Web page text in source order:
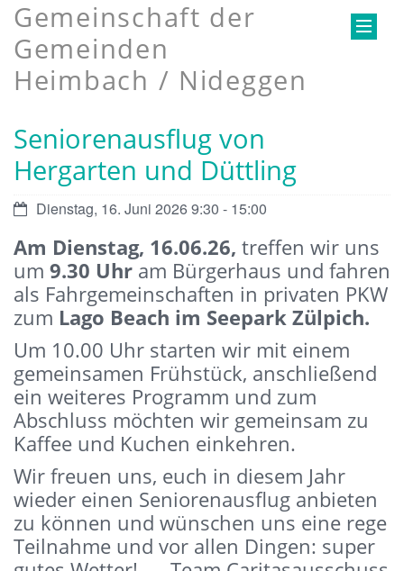
Gemeinschaft der
Gemeinden
Heimbach / Nideggen
Seniorenausflug von
Hergarten und Düttling
Datum:Dienstag, 16. Juni 2026 9:30 - 15:00
Am Dienstag, 16.06.26, treffen wir uns
um 9.30 Uhr am Bürgerhaus und fahren
als Fahrgemeinschaften in privaten PKW
zum Lago Beach im Seepark Zülpich.
Um 10.00 Uhr starten wir mit einem
gemeinsamen Frühstück, anschließend
ein weiteres Programm und zum
Abschluss möchten wir gemeinsam zu
Kaffee und Kuchen einkehren.
Wir freuen uns, euch in diesem Jahr
wieder einen Seniorenausflug anbieten
zu können und wünschen uns eine rege
Teilnahme und vor allen Dingen: super